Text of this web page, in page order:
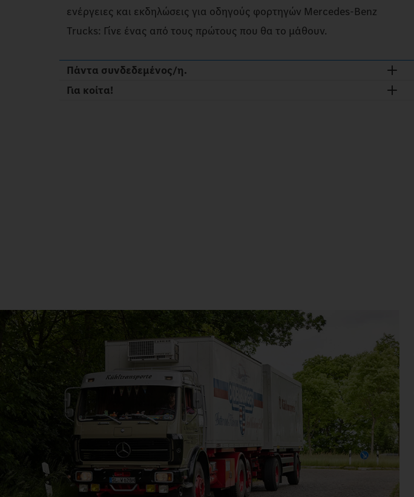
ενέργειες και εκδηλώσεις για οδηγούς φορτηγών Mercedes‑Benz
Trucks: Γίνε ένας από τους πρώτους που θα το μάθουν.
Πάντα συνδεδεμένος/η.
Για κοίτα!